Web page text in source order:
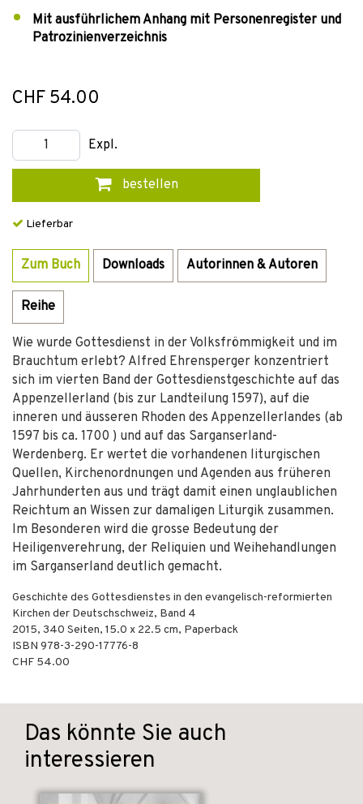
Mit ausführlichem Anhang mit Personenregister und
Patrozinienverzeichnis
CHF 54.00
Expl.
bestellen
Lieferbar
Zum Buch Downloads Autorinnen & Autoren
Reihe
Wie wurde Gottesdienst in der Volksfrömmigkeit und im
Brauchtum erlebt? Alfred Ehrensperger konzentriert
sich im vierten Band der Gottesdienstgeschichte auf das
Appenzellerland (bis zur Landteilung 1597), auf die
inneren und äusseren Rhoden des Appenzellerlandes (ab
1597 bis ca. 1700 ) und auf das Sarganserland-
Werdenberg. Er wertet die vorhandenen liturgischen
Quellen, Kirchenordnungen und Agenden aus früheren
Jahrhunderten aus und trägt damit einen unglaublichen
Reichtum an Wissen zur damaligen Liturgik zusammen.
Im Besonderen wird die grosse Bedeutung der
Heiligenverehrung, der Reliquien und Weihehandlungen
im Sarganserland deutlich gemacht.
Geschichte des Gottesdienstes in den evangelisch-reformierten
Kirchen der Deutschschweiz, Band 4
2015, 340 Seiten, 15.0 x 22.5 cm, Paperback
ISBN 978-3-290-17776-8
CHF 54.00
Das könnte Sie auch
interessieren